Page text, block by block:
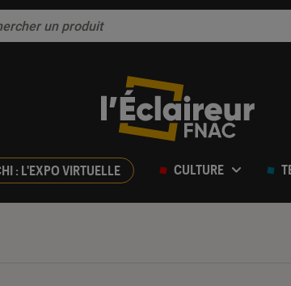
: L'EXPO VIRTUELLE CULTURE